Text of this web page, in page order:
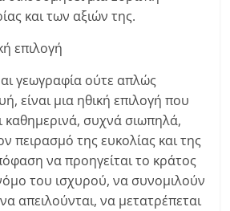
και των αξιών της.
επιλογή
γεωγραφία ούτε απλώς
είναι μια ηθική επιλογή που
καθημερινά, συχνά σιωπηλά,
πειρασμό της ευκολίας και της
να προηγείται το κράτος
του ισχυρού, να συνομιλούν
να απειλούνται, να μετατρέπεται